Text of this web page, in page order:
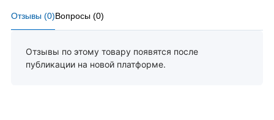
Отзывы (0)Вопросы (0)
Отзывы по этому товару появятся после
публикации на новой платформе.